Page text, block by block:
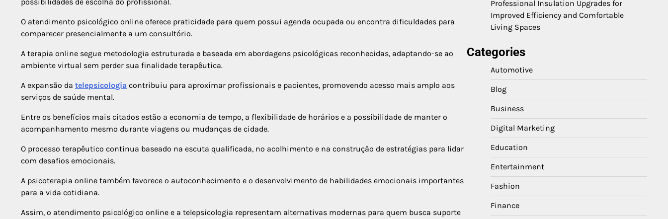
O atendimento psicológico online oferece praticidade para quem possui agenda ocupada ou encontra dificuldades para
comparecer presencialmente a um consultório.
A terapia online segue metodologia estruturada e baseada em abordagens psicológicas reconhecidas, adaptando-se ao
ambiente virtual sem perder sua finalidade terapêutica.
A expansão da telepsicologia contribuiu para aproximar profissionais e pacientes, promovendo acesso mais amplo aos
serviços de saúde mental.
Entre os benefícios mais citados estão a economia de tempo, a flexibilidade de horários e a possibilidade de manter o
acompanhamento mesmo durante viagens ou mudanças de cidade.
O processo terapêutico continua baseado na escuta qualificada, no acolhimento e na construção de estratégias para lidar
com desafios emocionais.
A psicoterapia online também favorece o autoconhecimento e o desenvolvimento de habilidades emocionais importantes
para a vida cotidiana.
Assim, o atendimento psicológico online e a telepsicologia representam alternativas modernas para quem busca suporte
Professional Insulation Upgrades for
Improved Efficiency and Comfortable
Living Spaces
Categories
Automotive
Blog
Business
Digital Marketing
Education
Entertainment
Fashion
Finance